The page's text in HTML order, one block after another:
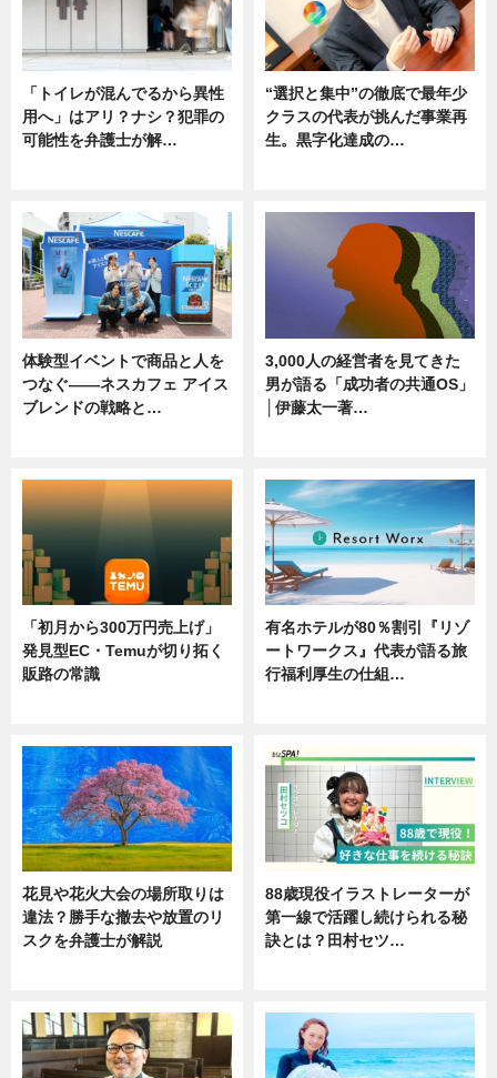
「トイレが混んでるから異性
用へ」はアリ？ナシ？犯罪の
可能性を弁護士が解…
“選択と集中”の徹底で最年少
クラスの代表が挑んだ事業再
生。黒字化達成の…
体験型イベントで商品と人を
つなぐ――ネスカフェ アイス
ブレンドの戦略と…
3,000人の経営者を見てきた
男が語る「成功者の共通OS」
│伊藤太一著…
「初月から300万円売上げ」
発見型EC・Temuが切り拓く
販路の常識
有名ホテルが80％割引『リゾ
ートワークス』代表が語る旅
行福利厚生の仕組…
花見や花火大会の場所取りは
違法？勝手な撤去や放置のリ
スクを弁護士が解説
88歳現役イラストレーターが
第一線で活躍し続けられる秘
訣とは？田村セツ…